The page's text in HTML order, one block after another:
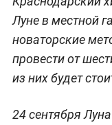
Луне в местной
новаторские
провести от
из них будет
24 сентября